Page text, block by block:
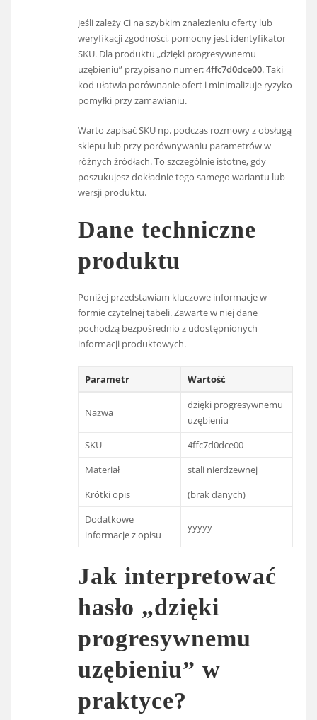
Jeśli zależy Ci na szybkim znalezieniu oferty lub
weryfikacji zgodności, pomocny jest identyfikator
SKU. Dla produktu „dzięki progresywnemu
uzębieniu” przypisano numer:4ffc7d0dce00. Taki
kod ułatwia porównanie ofert i minimalizuje ryzyko
pomyłki przy zamawianiu.
Warto zapisać SKU np. podczas rozmowy z obsługą
sklepu lub przy porównywaniu parametrów w
różnych źródłach. To szczególnie istotne, gdy
poszukujesz dokładnie tego samego wariantu lub
wersji produktu.
Dane techniczne
produktu
Poniżej przedstawiam kluczowe informacje w
formie czytelnej tabeli. Zawarte w niej dane
pochodzą bezpośrednio z udostępnionych
informacji produktowych.
Parametr Wartość
Nazwa
dzięki progresywnemu
uzębieniu
SKU
4ffc7d0dce00
Materiał
stali nierdzewnej
Krótki opis
(brak danych)
Dodatkowe
informacje z opisu
yyyyy
Jak interpretować
hasło „dzięki
progresywnemu
uzębieniu” w
praktyce?